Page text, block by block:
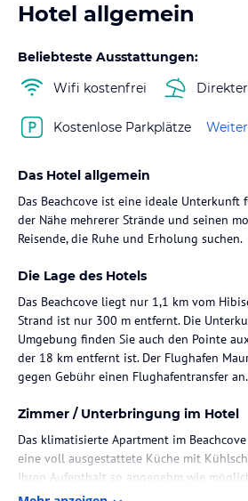
Hotel allgemein
Beliebteste Ausstattungen:
Wifi kostenfrei
Kostenlose Parkplätze
Das Hotel allgemein
Das Beachcove ist eine ideale
der Nähe mehrerer Strände und seinen
Reisende, die Ruhe und Erholung suchen.
Die Lage des Hotels
Das Beachcove liegt nur 1,1 km vom
Strand ist nur 300 m entfernt. Die
Umgebung finden Sie auch den Pointe
der 18 km entfernt ist. Der Flughafen
gegen Gebühr einen Flughafentransfer an.
Zimmer / Unterbringung im Hotel
Das klimatisierte Apartment im
eine voll ausgestattete Küche mit
Ihren Aufenthalt so angenehm wie